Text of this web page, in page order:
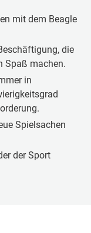
mit dem Beagle
die
Spaß machen.
in
Spielsachen
der Sport